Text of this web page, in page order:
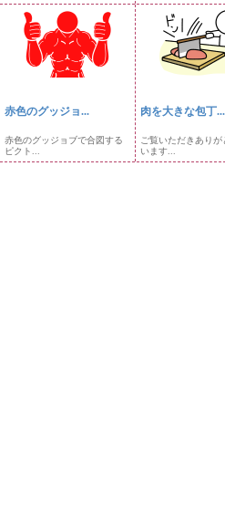
赤色のグッジョ...
赤色のグッジョブで合図する
ピクト...
肉を大きな包丁...
ご覧いただきありが
います...